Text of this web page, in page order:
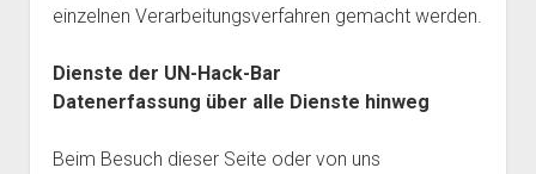
einzelnen Verarbeitungsverfahren gemacht werden.
Dienste der UN-Hack-Bar
Datenerfassung über alle Dienste hinweg
Beim Besuch dieser Seite oder von uns